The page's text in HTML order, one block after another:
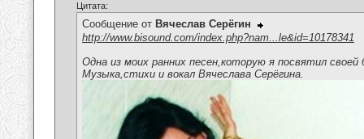
Цитата:
Сообщение от Вячеслав Серёгин
http://www.bisound.com/index.php?nam...le&id=10178341
Одна из моих ранних песен,которую я посвятил
Музыка,стихи и вокал Вячеслава Серёгина.